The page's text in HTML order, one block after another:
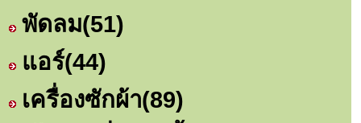
พัดลม(51)
แอร์(44)
เครื่องซักผ้า(89)